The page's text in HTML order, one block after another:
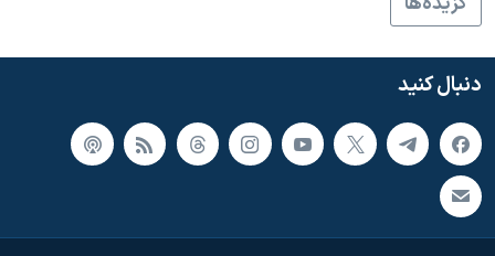
دنبال کنید